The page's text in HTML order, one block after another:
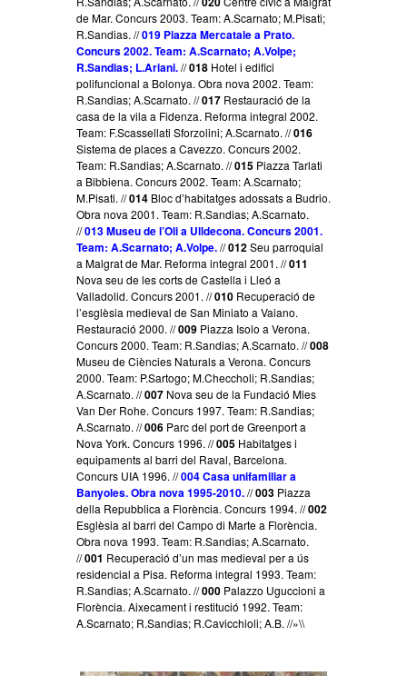
de Mar. Concurs 2003. Team: A.Scarnato; M.Pisati;
R.Sandias. //019 Piazza Mercatale a Prato.
Concurs 2002. Team: A.Scarnato; A.Volpe;
R.Sandias; L.Ariani.//018 Hotel i edifici
polifuncional a Bolonya. Obra nova 2002. Team:
R.Sandias; A.Scarnato. //017 Restauració de la
casa de la vila a Fidenza. Reforma integral 2002.
Team: F.Scassellati Sforzolini; A.Scarnato. //016
Sistema de places a Cavezzo. Concurs 2002.
Team: R.Sandias; A.Scarnato. //015 Piazza Tarlati
a Bibbiena. Concurs 2002. Team: A.Scarnato;
M.Pisati. //014 Bloc d’habitatges adossats a Budrio.
Obra nova 2001. Team: R.Sandias; A.Scarnato.
//013 Museu de l’Oli a Ulldecona. Concurs 2001.
Team: A.Scarnato; A.Volpe.//012Seu parroquial
a Malgrat de Mar. Reforma integral 2001. //011
Nova seu de les corts de Castella i Lleó a
Valladolid. Concurs 2001. //010 Recuperació de
l’esglèsia medieval de San Miniato a Vaiano.
Restauració 2000. //009 Piazza Isolo a Verona.
Concurs 2000. Team: R.Sandias; A.Scarnato. //008
Museu de Ciències Naturals a Verona. Concurs
2000. Team: P.Sartogo; M.Checcholi; R.Sandias;
A.Scarnato. //007 Nova seu de la Fundació Mies
Van Der Rohe. Concurs 1997. Team: R.Sandias;
A.Scarnato. //006 Parc del port de Greenport a
Nova York. Concurs 1996. //005 Habitatges i
equipaments al barri del Raval, Barcelona.
Concurs UIA 1996. //004 Casa unifamiliar a
Banyoles. Obra nova 1995-2010.//003 Piazza
della Repubblica a Florència. Concurs 1994. //002
Esglèsia al barri del Campo di Marte a Florència.
Obra nova 1993. Team: R.Sandias; A.Scarnato.
//001 Recuperació d’un mas medieval per a ús
residencial a Pisa. Reforma integral 1993. Team:
R.Sandias; A.Scarnato. //000 Palazzo Uguccioni a
Florència. Aixecament i restitució 1992. Team:
A.Scarnato; R.Sandias; R.Cavicchioli; A.B. //»\\